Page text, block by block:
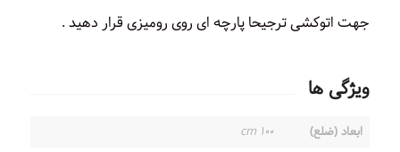
جهت اتوکشی ترجیحا پارچه ای روی رومیزی قرار دهید .
ویژگی ها
ابعاد (ضلع)
۱۰۰ cm